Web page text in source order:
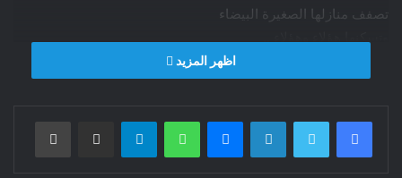
تصفف منازلها الصغيرة البيضاء
واحلم بانسان يكوم بذور الجمال
ساظل ارتب فوضى الامكنة
ارتب امام بيوت قطوفا دانية
اظهر المزيد
فيسبوك تويتر لينكدإن ماسنجر واتساب تيلقرام مشاركة عبر البريد طباعة